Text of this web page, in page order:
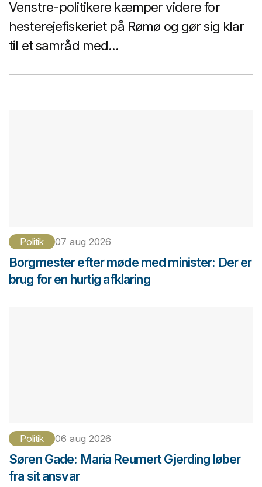
Venstre-politikere kæmper videre for
hesterejefiskeriet på Rømø og gør sig klar
til et samråd med...
Politik 07 aug 2026
Borgmester efter møde med minister: Der er
brug for en hurtig afklaring
Politik 06 aug 2026
Søren Gade: Maria Reumert Gjerding løber
fra sit ansvar